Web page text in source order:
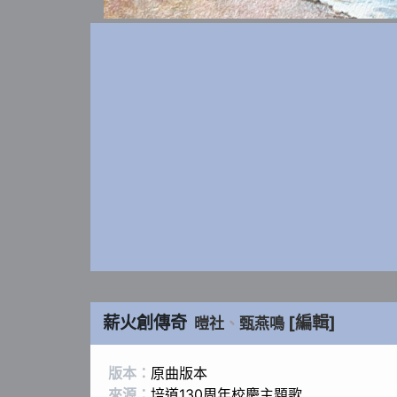
薪火創傳奇 暟社 、 甄燕鳴 [編輯]
版本： 原曲版本